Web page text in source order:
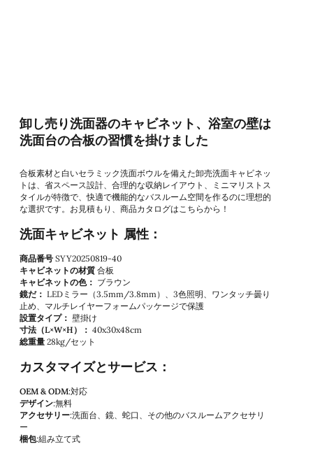
卸し売り洗面器のキャビネット、浴室の壁は
洗面台の合板の習慣を掛けました
合板素材と白いセラミック洗面ボウルを備えた卸売洗面キャビネッ
トは、省スペース設計、合理的な収納レイアウト、ミニマリストス
タイルが特徴で、快適で機能的なバスルーム空間を作るのに理想的
な選択です。お見積もり、商品カタログはこちらから！
洗面キャビネット 属性：
商品番号 SYY20250819-40
キャビネットの材質 合板
キャビネットの色： ブラウン
鏡だ： LEDミラー（3.5mm/3.8mm）、3色照明、ワンタッチ曇り
止め、マルチレイヤーフォームパッケージで保護
設置タイプ： 壁掛け
寸法（L×W×H）： 40x30x48cm
総重量 28kg/セット
カスタマイズとサービス：
OEM & ODM:対応
デザイン:無料
アクセサリー:洗面台、鏡、蛇口、その他のバスルームアクセサリ
ー
梱包:組み立て式